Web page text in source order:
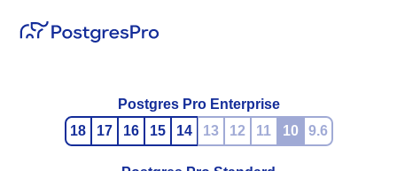
Postgres Pro Enterprise
18
17 16 15 14 13 12 11 10 9.6